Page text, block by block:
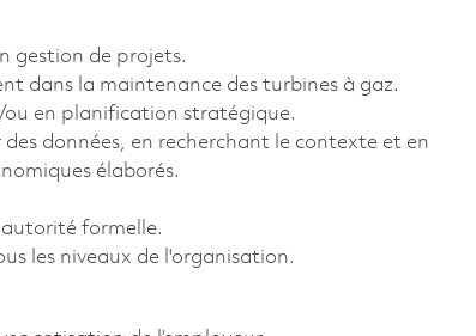
gestion de projets.
dans la maintenance des turbines à gaz.
ou en planification stratégique.
données, en recherchant le contexte et en
élaborés.
formelle.
les niveaux de l'organisation.